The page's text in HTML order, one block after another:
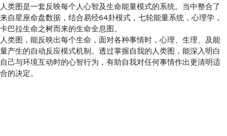
人类图是一套反映每个人心智及生命能量模式的系统。当中整合了
来自星座命盘数据，结合易经64卦模式，七轮能量系统，心理学，
卡巴拉生命之树而来的生命全息图。
人类图，能反映出每个生命，面对各种事情时，心理、生理、及能
量产生的自动反应模式机制。透过掌握自我的人类图，能深入明白
自己与环境互动时的心智行为，有助自我对任何事情作出更清明适
合的决定。